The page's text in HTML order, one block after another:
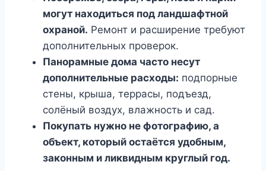
могут находиться под ландшафтной
охраной. Ремонт и расширение требуют
дополнительных проверок.
Панорамные дома часто несут
дополнительные расходы: подпорные
стены, крыша, террасы, подъезд,
солёный воздух, влажность и сад.
Покупать нужно не фотографию, а
объект, который остаётся удобным,
законным и ликвидным круглый год.